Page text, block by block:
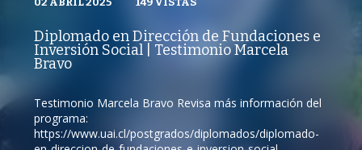
REPRODUCCIONES
149VISTAS
Diplomado en Dirección de Fundaciones e
Inversión Social | Testimonio Marcela
Bravo
Testimonio Marcela Bravo Revisa más información del
programa:
https://www.uai.cl/postgrados/diplomados/diplomado-
VISTAS
/